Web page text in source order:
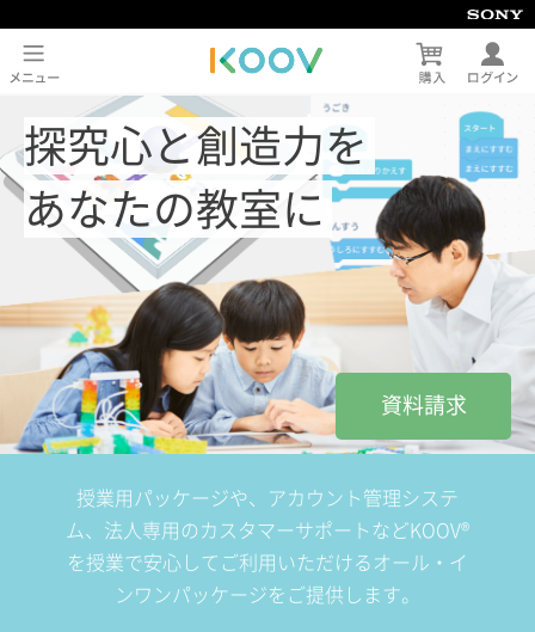
探究心と創造力を
あなたの教室に
資料請求
授業用パッケージや、アカウント管理システ
ム、法人専用のカスタマーサポートなどKOOV®
を授業で安心してご利用いただけるオール・イ
ンワンパッケージをご提供します。